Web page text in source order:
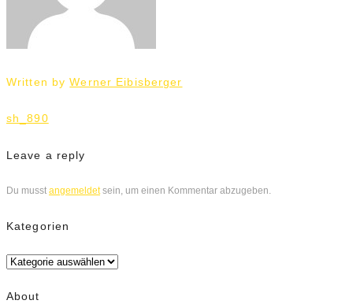
Written byWerner Eibisberger
Beitrags-
Navigation
sh_890
Leave a reply
Du musst angemeldetsein, um einen Kommentar abzugeben.
Kategorien
Kategorien
About